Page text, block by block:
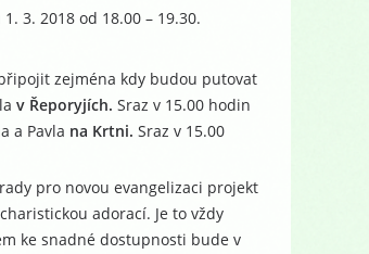
3. 2018 od 18.00 – 19.30.
zejména kdy budou putovat
v Řeporyjích. Sraz v 15.00 hodin
a Pavla na Krtni. Sraz v 15.00
pro novou evangelizaci projekt
adorací. Je to vždy
ke snadné dostupnosti bude v